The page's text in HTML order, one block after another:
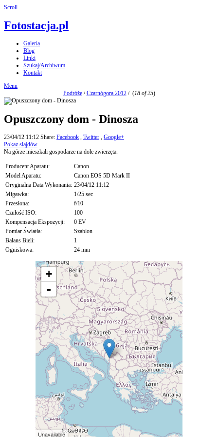
Scroll
Fotostacja.pl
Galeria
Blog
Linki
Szukaj/Archiwum
Kontakt
Menu
Podróże/Czarnógora 2012/ (18 of 25)
Opuszczony dom - Dinosza
23/04/12 11:12 Share: Facebook , Twitter , Google+
Pokaz slajdów
Na górze mieszkali gospodarze na dole zwierzęta.
Producent Aparatu:
Canon
Model Aparatu:
Canon EOS 5D Mark II
Oryginalna Data Wykonania: 23/04/12 11:12
Migawka:
1/25 sec
Przesłona:
f/10
Czułość ISO:
100
Kompensacja Ekspozycji:
0 EV
Pomiar Światła:
Szablon
Balans Bieli:
1
Ogniskowa:
24 mm
+
-
Unavailable